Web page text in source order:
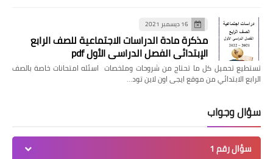
16 ديسمبر 2021
مذكرة مادة الدراسات الاجتماعية للصف الرابع
الإبتدائي الفصل الدراسي الأول pdf
تستطيع تحميل كل ما تحتاج من شروحات وملخصات اسئله امتحانات خاصة بالصف
الرابع الابتدائي من موقع ايجى اون لاين تود…
سؤال وجواب
سؤال رقم 1